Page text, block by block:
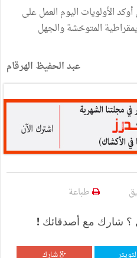
الأولويات اليوم العمل على
المتوحّشة والجهل
عبد الحفيظ الهرقام
طباعة
؟ شارك مع أصدقائك !
شارك